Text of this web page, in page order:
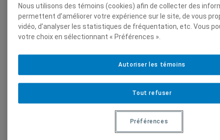
Allez jouer dehors!
12h00
Nous utilisons des témoins (cookies) afin de collecter des
permettent d’améliorer votre expérience sur le site, de vous
vidéo, d’analyser les statistiques de fréquentation, etc. Vous
votre choix en sélectionnant « Préférences ».
Tout refuser
Autoriser les témoins
Préférences